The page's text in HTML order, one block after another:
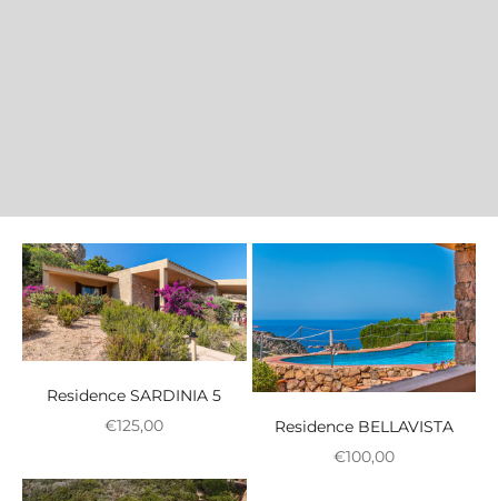
Residence SARDINIA 5
Prezzo scontato
€125,00
Residence BELLAVISTA
Prezzo scontato
€100,00